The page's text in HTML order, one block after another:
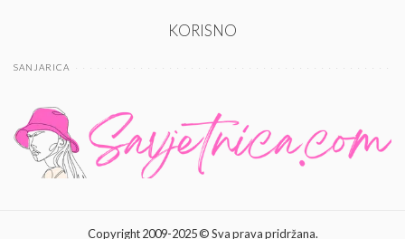
KORISNO
SANJARICA
Copyright 2009-2025 © Sva prava pridržana.